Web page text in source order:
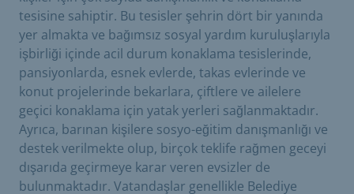
tesisine sahiptir. Bu tesisler şehrin dört bir yanında
yer almakta ve bağımsız sosyal yardım kuruluşlarıyla
işbirliği içinde acil durum konaklama tesislerinde,
pansiyonlarda, esnek evlerde, takas evlerinde ve
konut projelerinde bekarlara, çiftlere ve ailelere
geçici konaklama için yatak yerleri sağlanmaktadır.
Ayrıca, barınan kişilere sosyo-eğitim danışmanlığı ve
destek verilmekte olup, birçok teklife rağmen geceyi
dışarıda geçirmeye karar veren evsizler de
bulunmaktadır. Vatandaşlar genellikle Belediye